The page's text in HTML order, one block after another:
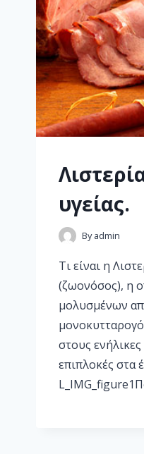
υγείας.
By admin
Τι είναι η
(ζωονόσος), η
μολυσμένων
στους
επιπλοκές στα